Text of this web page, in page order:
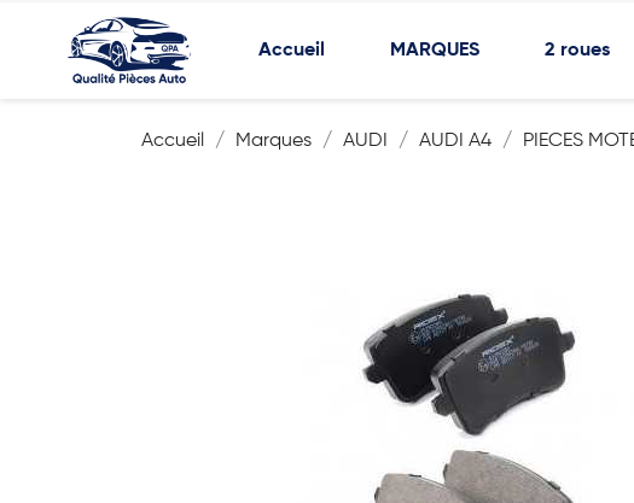
Accueil MARQUES 2 roues
Accueil Marques AUDI AUDI A4 PIECES